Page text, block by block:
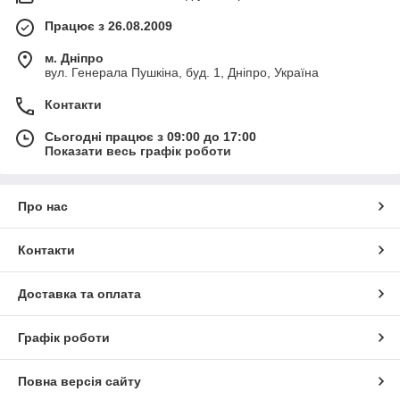
Працює з 26.08.2009
м. Дніпро
вул. Генерала Пушкіна, буд. 1, Дніпро, Україна
Контакти
Сьогодні працює з 09:00 до 17:00
Показати весь графік роботи
Про нас
Контакти
Доставка та оплата
Графік роботи
Повна версія сайту